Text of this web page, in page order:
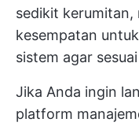
sedikit kerumitan,
kesempatan
sistem agar
Jika Anda ingin
platform